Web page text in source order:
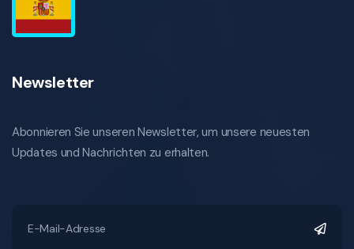
Newsletter
Abonnieren Sie unseren Newsletter, um unsere neuesten
Updates und Nachrichten zu erhalten.